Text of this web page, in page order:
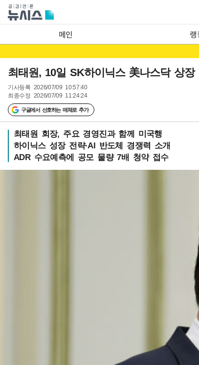
메인 랭
최태원, 10일 SK하이닉스 美나스닥 상
기사등록 2026/07/09 10:57:40
최종수정 2026/07/09 11:24:24
구글에서 선호하는 매체로 추가
최태원 회장, 주요 경영진과 함께 미국행
하이닉스 성장 전략·AI 반도체 경쟁력 소개
ADR 수요예측에 공모 물량 7배 청약 접수